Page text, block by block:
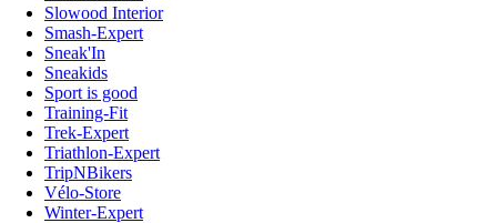
Slowood Interior
Smash-Expert
Sneak'In
Sneakids
Sport is good
Training-Fit
Trek-Expert
Triathlon-Expert
TripNBikers
Vélo-Store
Winter-Expert